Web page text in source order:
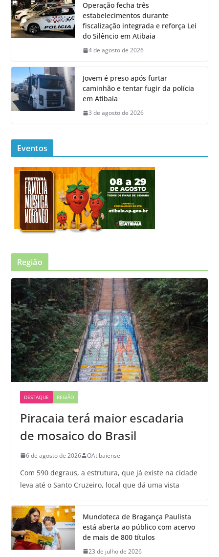
Operação fecha três
estabelecimentos durante
fiscalização integrada e reforça Lei
do Silêncio em Atibaia
4 de agosto de 2026
Jovem é preso após furtar
caminhão e tentar fugir da polícia
em Atibaia
3 de agosto de 2026
Eventos
Região
DESTAQUE REGIÃO
Piracaia terá maior escadaria
de mosaico do Brasil
6 de agosto de 2026 OAtibaiense
Com 590 degraus, a estrutura, que já existe na cidade
leva até o Santo Cruzeiro, local que dá uma vista
Mundoteca de Bragança Paulista
está aberta ao público com acervo
de mais de 800 títulos
23 de julho de 2026